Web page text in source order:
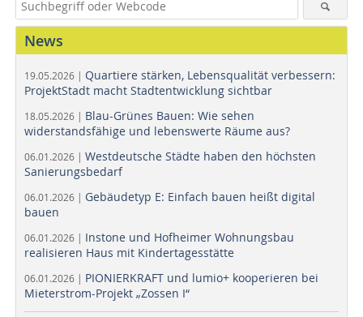
News
19.05.2026 | Quartiere stärken, Lebensqualität verbessern:
ProjektStadt macht Stadtentwicklung sichtbar
18.05.2026 | Blau-Grünes Bauen: Wie sehen
widerstandsfähige und lebenswerte Räume aus?
06.01.2026 | Westdeutsche Städte haben den höchsten
Sanierungsbedarf
06.01.2026 | Gebäudetyp E: Einfach bauen heißt digital
bauen
06.01.2026 | Instone und Hofheimer Wohnungsbau
realisieren Haus mit Kindertagesstätte
06.01.2026 | PIONIERKRAFT und lumio+ kooperieren bei
Mieterstrom-Projekt „Zossen I“